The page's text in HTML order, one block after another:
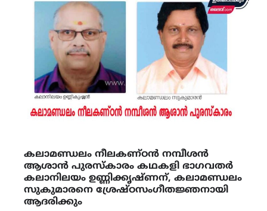
കലാമണ്ഡലം നീലകണ്ഠൻ നമ്പീശൻ
ആശാൻ പുരസ്കാരം കഥകളി ഭാഗവതർ
കലാനിലയം ഉണ്ണിക്കൃഷ്ണന്, കലാമണ്ഡലം
സുകുമാരനെ ശ്രേഷ്ഠസംഗീതജ്ഞനായി
ആദരിക്കും